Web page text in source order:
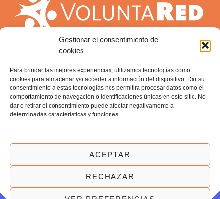
Gestionar el consentimiento de
cookies
Para brindar las mejores experiencias, utilizamos tecnologías como
cookies para almacenar y/o acceder a información del dispositivo. Dar su
consentimiento a estas tecnologías nos permitirá procesar datos como el
comportamiento de navegación o identificaciones únicas en este sitio. No
dar o retirar el consentimiento puede afectar negativamente a
determinadas características y funciones.
ACEPTAR
RECHAZAR
ENCUÉNTRANOS:
POLÍTICA DE COOKIES
TRABAJA CON NOSOTROS